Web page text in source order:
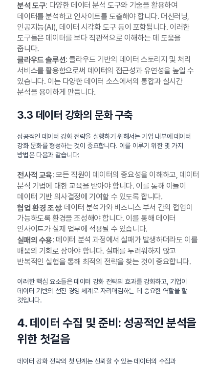
분석 도구: 다양한 데이터 분석 도구와 기술을 활용하여
데이터를 분석하고 인사이트를 도출해야 합니다. 머신러닝,
인공지능(AI), 데이터 시각화 도구 등이 포함됩니다. 이러한
도구들은 데이터를 보다 직관적으로 이해하는 데 도움을
줍니다.
클라우드 솔루션: 클라우드 기반의 데이터 스토리지 및 처리
서비스를 활용함으로써 데이터의 접근성과 유연성을 높일 수
있습니다. 이는 다양한 데이터 소스에서의 통합과 실시간
분석을 용이하게 만듭니다.
3.3 데이터 강화의 문화 구축
성공적인 데이터 강화 전략을 실행하기 위해서는 기업 내부에 데이터
강화 문화를 형성하는 것이 중요합니다. 이를 이루기 위한 몇 가지
방법은 다음과 같습니다:
전사적 교육: 모든 직원이 데이터의 중요성을 이해하고, 데이터
분석 기법에 대한 교육을 받아야 합니다. 이를 통해 이들이
데이터 기반 의사결정에 기여할 수 있도록 합니다.
협업 환경 조성: 데이터 분석가와 비즈니스 부서 간의 협업이
가능하도록 환경을 조성해야 합니다. 이를 통해 데이터
인사이트가 실제 업무에 적용될 수 있습니다.
실패의 수용: 데이터 분석 과정에서 실패가 발생하더라도 이를
배움의 기회로 삼아야 합니다. 실패를 두려워하지 않고
반복적인 실험을 통해 최적의 전략을 찾는 것이 중요합니다.
이러한 핵심 요소들은 데이터 강화 전략의 효과를 강화하고, 기업이
데이터 기반의 선진 경영 체계로 자리매김하는 데 중요한 역할을 할
것입니다.
4. 데이터 수집 및 준비: 성공적인 분석을
위한 첫걸음
데이터 강화 전략의 첫 단계는 신뢰할 수 있는 데이터의 수집과